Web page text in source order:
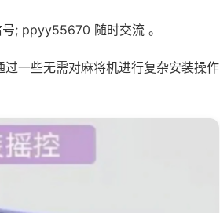
; ppyy55670 随时交流 。
一些无需对麻将机进行复杂安装操作